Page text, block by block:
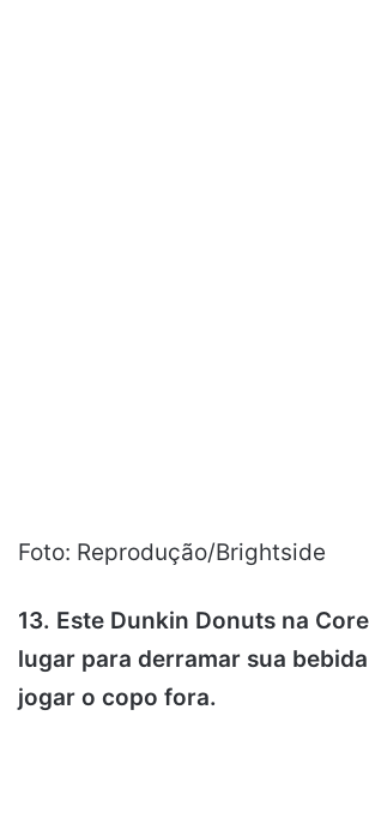
Foto: Reprodução/Brightside
13. Este Dunkin Donuts na
lugar para derramar sua
jogar o copo fora.